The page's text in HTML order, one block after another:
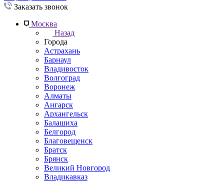
Заказать звонок
Москва
Назад
Города
Астрахань
Барнаул
Владивосток
Волгоград
Воронеж
Алматы
Ангарск
Архангельск
Балашиха
Белгород
Благовещенск
Братск
Брянск
Великий Новгород
Владикавказ